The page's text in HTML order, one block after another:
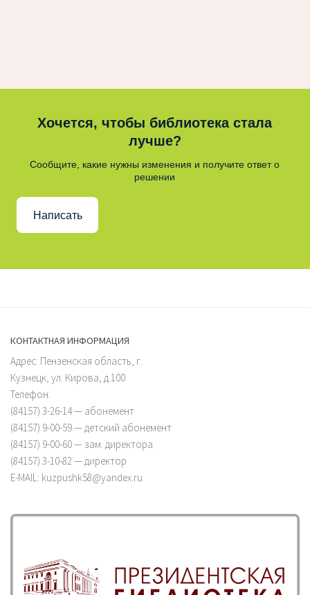
Хочется, чтобы библиотека стала
лучше?
Сообщите, какие нужны изменения и получите ответ о
решении
Написать
КОНТАКТНАЯ ИНФОРМАЦИЯ
Адрес: Пензенская область, г.
Кузнецк, ул. Кирова, д.100
Телефон:
(84157) 3-26-14 — абонемент
(84157) 9-00-59 — детский абонемент
(84157) 9-00-60 — зам. директора
(84157) 3-10-82 — директор
E-MAIL: kuzpushk58@yandex.ru